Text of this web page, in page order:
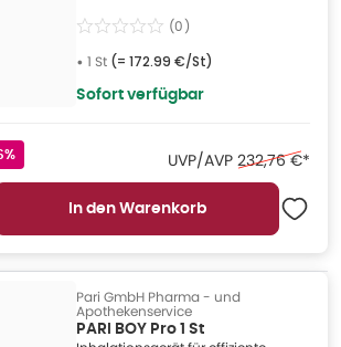
(0)
• 1 St (= 172.99 €/St)
Sofort verfügbar
UVP/AVP Ehemaliger
232,76 €*
In den Warenkorb
Pari GmbH Pharma - und
Apothekenservice
PARI BOY Pro 1 St